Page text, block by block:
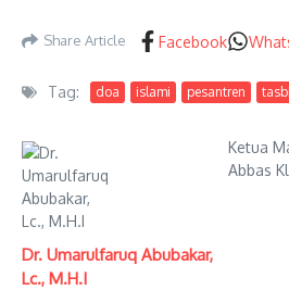
Share Article Facebook
Tag: doa islami pesantren
Dr. Umarulfaruq Abubakar,
Lc., M.H.I
Ketua
Abbas